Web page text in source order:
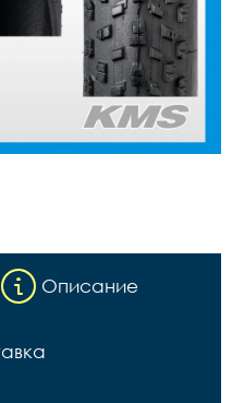
Описание